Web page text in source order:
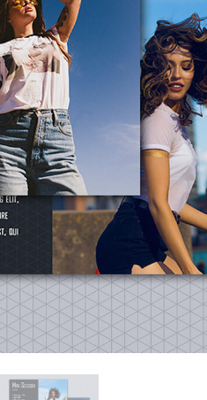
Usługi retuszu biżuterii